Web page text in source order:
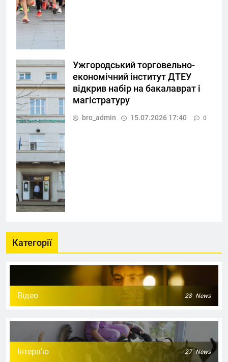
Ужгородський торговельно-
економічний інститут ДТЕУ
відкрив набір на бакалаврат і
магістратуру
bro_admin 15.07.2026 17:40 0
Категорії
Відео 28 News
Інтерв'ю 27 News